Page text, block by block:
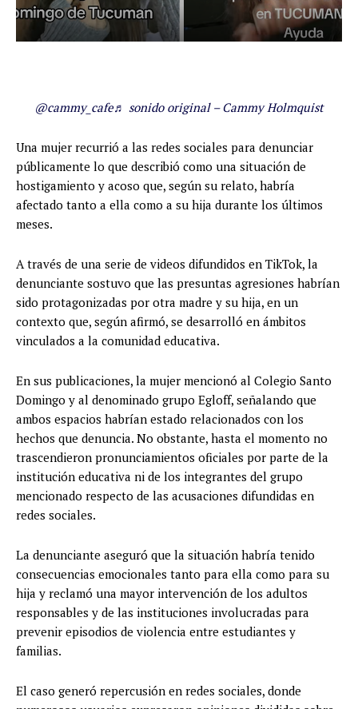
@cammy_cafe♬ sonido original – Cammy Holmquist
Una mujer recurrió a las redes sociales para denunciar
públicamente lo que describió como una situación de
hostigamiento y acoso que, según su relato, habría
afectado tanto a ella como a su hija durante los últimos
meses.
A través de una serie de videos difundidos en TikTok, la
denunciante sostuvo que las presuntas agresiones habrían
sido protagonizadas por otra madre y su hija, en un
contexto que, según afirmó, se desarrolló en ámbitos
vinculados a la comunidad educativa.
En sus publicaciones, la mujer mencionó al Colegio Santo
Domingo y al denominado grupo Egloff, señalando que
ambos espacios habrían estado relacionados con los
hechos que denuncia. No obstante, hasta el momento no
trascendieron pronunciamientos oficiales por parte de la
institución educativa ni de los integrantes del grupo
mencionado respecto de las acusaciones difundidas en
redes sociales.
La denunciante aseguró que la situación habría tenido
consecuencias emocionales tanto para ella como para su
hija y reclamó una mayor intervención de los adultos
responsables y de las instituciones involucradas para
prevenir episodios de violencia entre estudiantes y
familias.
El caso generó repercusión en redes sociales, donde